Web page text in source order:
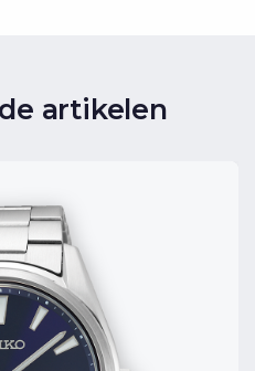
artikelen